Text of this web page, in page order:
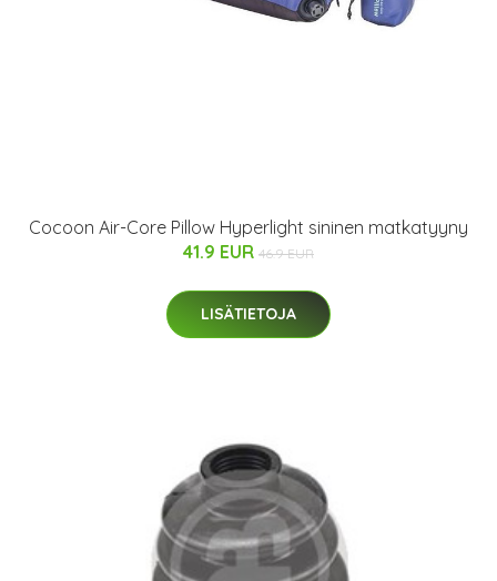
Cocoon Air-Core Pillow Hyperlight sininen matkatyyny
41.9 EUR 46.9 EUR
LISÄTIETOJA